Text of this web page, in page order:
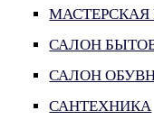
САЛОН
САЛОН
САНТЕХНИКА